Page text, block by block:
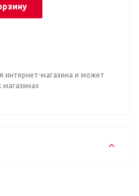
интернет-магазина и может
магазинах